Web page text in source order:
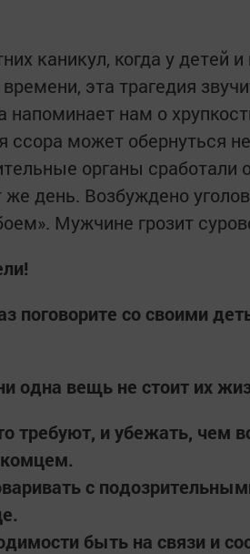
каникул, когда у детей
эта трагедия
напоминает нам о
ссора может обернуться
органы сработали
день. Возбуждено
Мужчине грозит
поговорите со своими
одна вещь не стоит их
требуют, и убежать, чем
с
быть на связи и